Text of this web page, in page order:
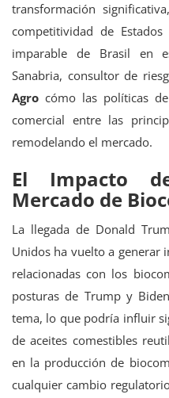
transformación
competitividad de
imparable de Brasil en
Sanabria, consultor de
Agro cómo las políticas
comercial entre las
remodelando el mercado.
El Impacto
Mercado de
La llegada de Donald
Unidos ha vuelto a generar
relacionadas con los
posturas de Trump y
tema, lo que podría influir
de aceites comestibles
en la producción de
cualquier cambio